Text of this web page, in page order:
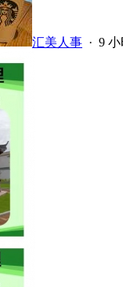
汇美人事 · 9